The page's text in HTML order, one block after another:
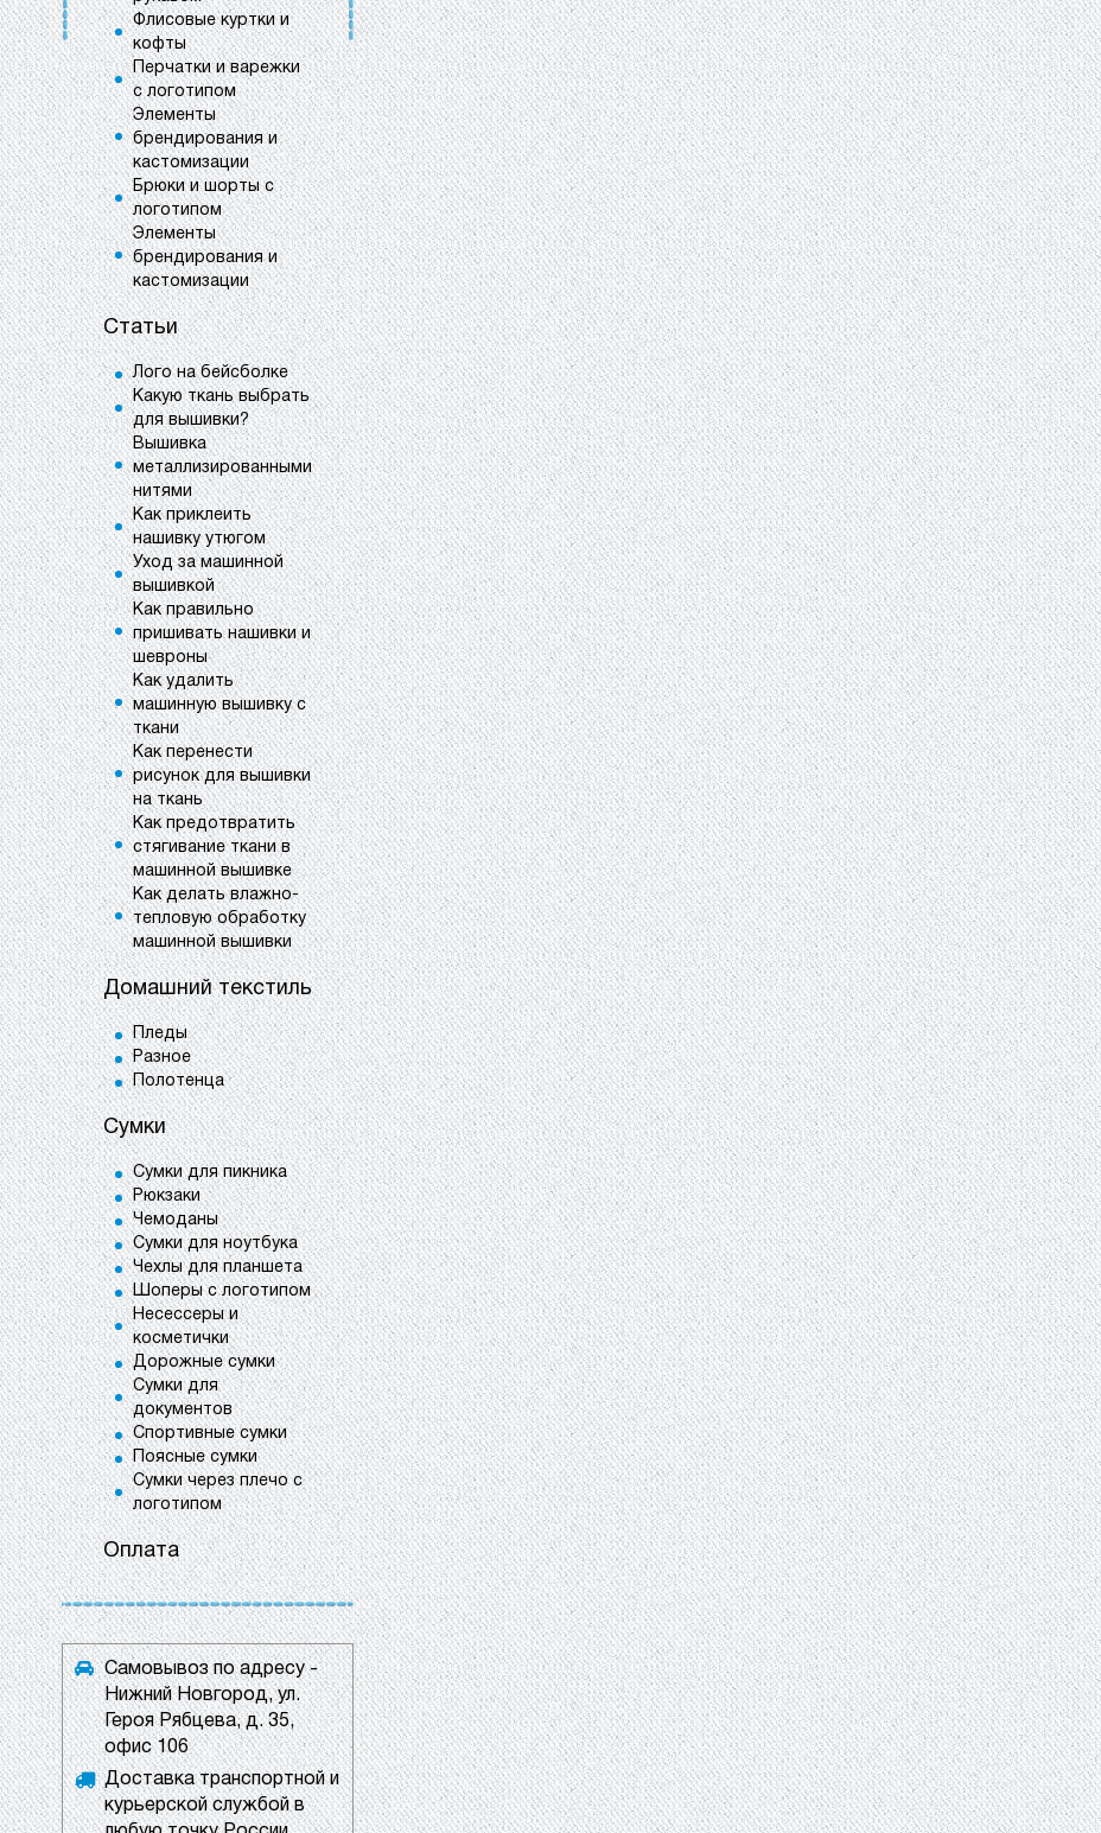
Флисовые куртки и
кофты
Перчатки и варежки
с логотипом
Элементы
брендирования и
кастомизации
Брюки и шорты с
логотипом
Элементы
брендирования и
кастомизации
Статьи
Лого на бейсболке
Какую ткань выбрать
для вышивки?
Вышивка
металлизированными
нитями
Как приклеить
нашивку утюгом
Уход за машинной
вышивкой
Как правильно
пришивать нашивки и
шевроны
Как удалить
машинную вышивку с
ткани
Как перенести
рисунок для вышивки
на ткань
Как предотвратить
стягивание ткани в
машинной вышивке
Как делать влажно-
тепловую обработку
машинной вышивки
Домашний текстиль
Пледы
Разное
Полотенца
Сумки
Сумки для пикника
Рюкзаки
Чемоданы
Сумки для ноутбука
Чехлы для планшета
Шоперы с логотипом
Несессеры и
косметички
Дорожные сумки
Сумки для
документов
Спортивные сумки
Поясные сумки
Сумки через плечо с
логотипом
Оплата
Самовывоз по адресу -
Нижний Новгород, ул.
Героя Рябцева, д. 35,
офис 106
Доставка транспортной и
курьерской службой в